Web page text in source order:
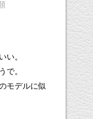
い。
で。
モデルに似